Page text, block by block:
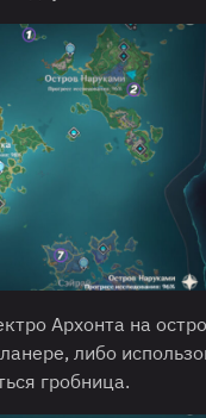
Архонта на
либо
гробница.